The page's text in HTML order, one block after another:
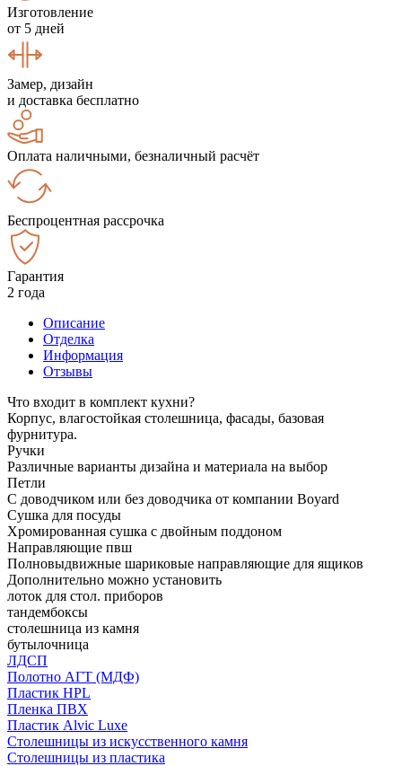
Изготовление
от 5 дней
Замер, дизайн
и доставка бесплатно
Оплата наличными, безналичный расчёт
Беспроцентная рассрочка
Гарантия
2 года
Описание
Отделка
Информация
Отзывы
Что входит в комплект кухни?
Корпус, влагостойкая столешница, фасады, базовая
фурнитура.
Ручки
Различные варианты дизайна и материала на выбор
Петли
С доводчиком или без доводчика от компании Boyard
Сушка для посуды
Хромированная сушка с двойным поддоном
Направляющие пвш
Полновыдвижные шариковые направляющие для ящиков
Дополнительно можно установить
лоток для стол. приборов
тандембоксы
столешница из камня
бутылочница
ЛДСП
Полотно АГТ (МДФ)
Пластик HPL
Пленка ПВХ
Пластик Alvic Luxe
Столешницы из искусственного камня
Столешницы из пластика